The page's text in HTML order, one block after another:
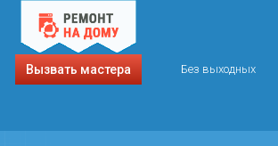
Вызвать мастера Без выходных